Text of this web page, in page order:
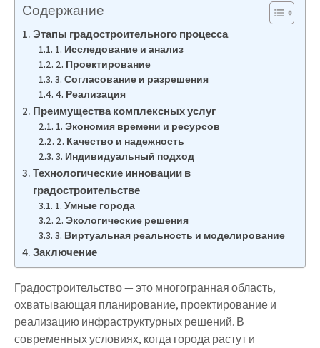
Содержание
Этапы градостроительного процесса
1. Исследование и анализ
2. Проектирование
3. Согласование и разрешения
4. Реализация
Преимущества комплексных услуг
1. Экономия времени и ресурсов
2. Качество и надежность
3. Индивидуальный подход
Технологические инновации в
градостроительстве
1. Умные города
2. Экологические решения
3. Виртуальная реальность и моделирование
Заключение
Градостроительство — это многогранная область,
охватывающая планирование, проектирование и
реализацию инфраструктурных решений. В
современных условиях, когда города растут и